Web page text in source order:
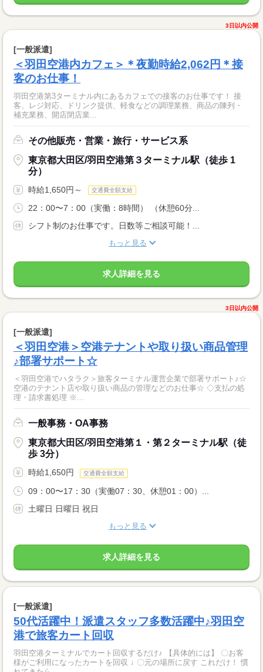
3日以内公開
[一般派遣]
＜羽田空港内カフェ＞＊夜勤時給2,062円＊接
客のお仕事！
羽田空港第3ターミナル内にあるカフェでの接客のお仕事です！ 接
客、レジ対応、ドリンク提供、軽食などの調理業務、商品の陳列・
補充業務、開店閉店業...
その他販売・営業・旅行・サービス系
東京都大田区/羽田空港第３ターミナル駅（徒歩 1
分）
時給1,650円～ 交通費全額支給
22：00〜7：00（実働：8時間） （休憩60分...
シフト制のお仕事です。日数等ご相談可能！...
もっと見る
求人詳細を見る
3日以内公開
[一般派遣]
＜羽田空港＞空港テナントや取り扱い商品管理
♪部署サポート☆
＜羽田空港でハタラク＞旅客ターミナル運営企業で部署サポート♪☆
空港のテナント店や取り扱い商品の管理などのお仕事☆ ◇支払の処
理・請求書処理 ※...
一般事務・OA事務
東京都大田区/羽田空港第１・第２ターミナル駅（徒
歩 3分）
時給1,650円 交通費全額支給
09：00〜17：30（実働07：30、休憩01：00）...
土曜日 日曜日 祝日
もっと見る
求人詳細を見る
[一般派遣]
50代活躍中！派遣スタッフ多数活躍中♪羽田空
港で旅客カート回収
羽田空港ターミナルでカート回収するだけ♪ 【具体的には】 〇お客
様がご利用になったカートを回収 ↓ 〇元の場所に戻す これだけ！ 慣